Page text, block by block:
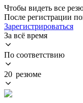
Чтобы видеть все
После регистрации
Зарегистрироваться
За всё время
По соответствию
20 резюме